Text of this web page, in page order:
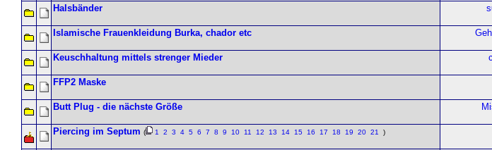
Halsbänder
Islamische Frauenkleidung Burka, chador etc
Keuschhaltung mittels strenger Mieder
FFP2 Maske
Butt Plug - die nächste Größe
Piercing im Septum ( 1 2 3 4 5 6 7 8 9 10 11 12 13 14 15 16 17 18 19 20 21 )